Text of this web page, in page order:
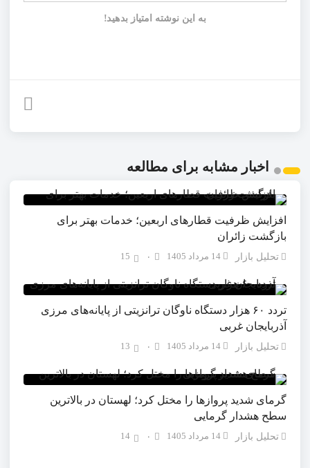
به این نوشته امتیاز بدهید!
اخبار مشابه برای مطالعه
افزایش ظرفیت قطارهای اربعین؛ خدمات بهتر برای
بازگشت زائران
تحلیل بازار 14 مرداد 1405 15
تردد ۶۰ هزار دستگاه ناوگان ترانزیتی از پایانه‌های مرزی
آذربایجان ‌غربی
تحلیل بازار 14 مرداد 1405 13
گرمای شدید پروازها را مختل کرد؛ لهستان در بالاترین
سطح هشدار گرمایی
تحلیل بازار 14 مرداد 1405 14